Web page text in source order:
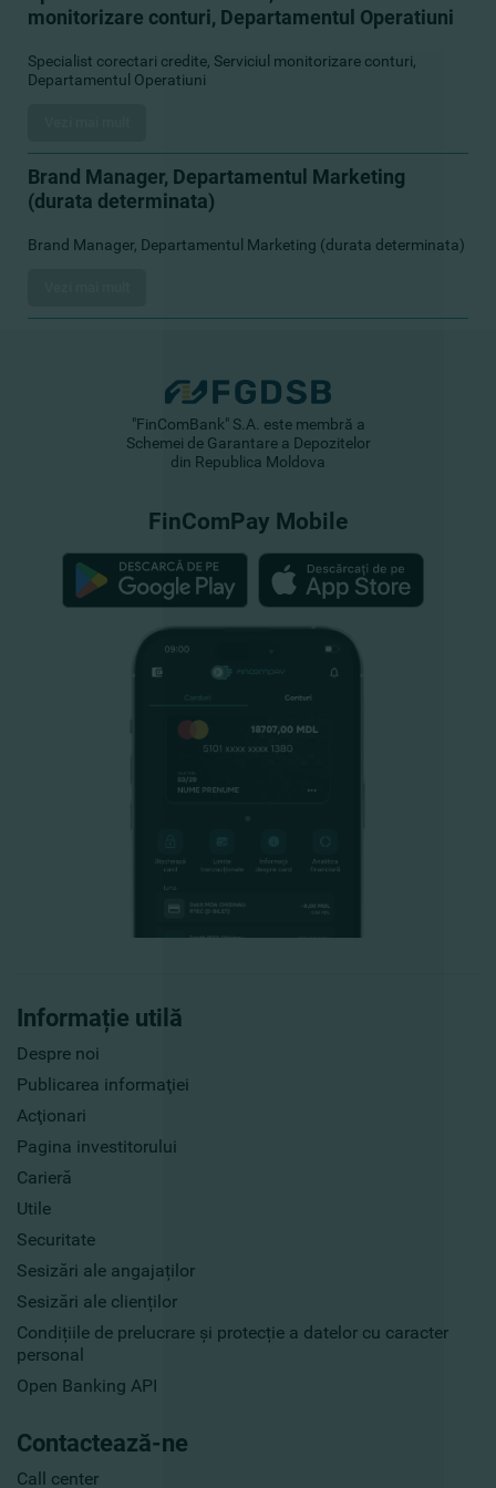
monitorizare conturi, Departamentul Operatiuni
Specialist corectari credite, Serviciul monitorizare conturi,
Departamentul Operatiuni
Brand Manager, Departamentul Marketing
(durata determinata)
Brand Manager, Departamentul Marketing (durata determinata)
Informație utilă
Despre noi
Publicarea informaţiei
Acţionari
Pagina investitorului
Carieră
Utile
Securitate
Sesizări ale angajaților
Sesizări ale clienților
Condițiile de prelucrare și protecție a datelor cu caracter
personal
Open Banking API
Contactează-ne
Call center
"FinComBank" S.A. este membră a
Schemei de Garantare a Depozitelor
din Republica Moldova
FinComPay Mobile